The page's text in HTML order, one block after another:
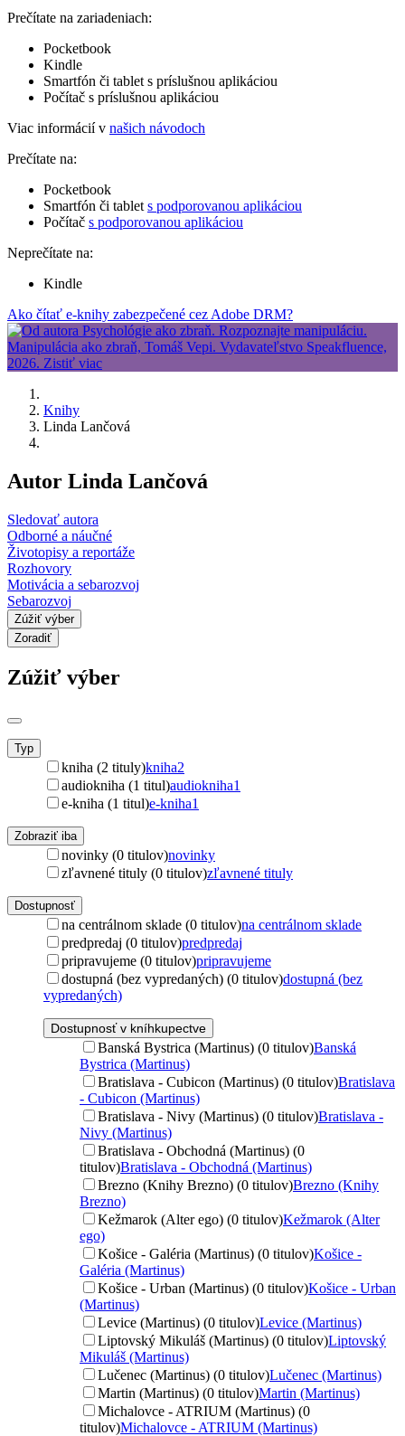
Prečítate na zariadeniach:
Pocketbook
Kindle
Smartfón či tablet s príslušnou aplikáciou
Počítač s príslušnou aplikáciou
Viac informácií v našich návodoch
Prečítate na:
Pocketbook
Smartfón či tablet s podporovanou aplikáciou
Počítač s podporovanou aplikáciou
Neprečítate na:
Kindle
Ako čítať e-knihy zabezpečené cez Adobe DRM?
Knihy
Linda Lančová
Autor Linda Lančová
Sledovať autora
Odborné a náučné
Životopisy a reportáže
Rozhovory
Motivácia a sebarozvoj
Sebarozvoj
Zúžiť výber
Zoradiť
Zúžiť výber
Typ
kniha (2 tituly)kniha2
audiokniha (1 titul)audiokniha1
e-kniha (1 titul)e-kniha1
Zobraziť iba
novinky (0 titulov)novinky
zľavnené tituly (0 titulov)zľavnené tituly
Dostupnosť
na centrálnom sklade (0 titulov)na centrálnom sklade
predpredaj (0 titulov)predpredaj
pripravujeme (0 titulov)pripravujeme
dostupná (bez vypredaných) (0 titulov)dostupná (bez
vypredaných)
Dostupnosť v kníhkupectve
Banská Bystrica (Martinus) (0 titulov)Banská
Bystrica (Martinus)
Bratislava - Cubicon (Martinus) (0 titulov)Bratislava
- Cubicon (Martinus)
Bratislava - Nivy (Martinus) (0 titulov)Bratislava -
Nivy (Martinus)
Bratislava - Obchodná (Martinus) (0
titulov)Bratislava - Obchodná (Martinus)
Brezno (Knihy Brezno) (0 titulov)Brezno (Knihy
Brezno)
Kežmarok (Alter ego) (0 titulov)Kežmarok (Alter
ego)
Košice - Galéria (Martinus) (0 titulov)Košice -
Galéria (Martinus)
Košice - Urban (Martinus) (0 titulov)Košice - Urban
(Martinus)
Levice (Martinus) (0 titulov)Levice (Martinus)
Liptovský Mikuláš (Martinus) (0 titulov)Liptovský
Mikuláš (Martinus)
Lučenec (Martinus) (0 titulov)Lučenec (Martinus)
Martin (Martinus) (0 titulov)Martin (Martinus)
Michalovce - ATRIUM (Martinus) (0
titulov)Michalovce - ATRIUM (Martinus)